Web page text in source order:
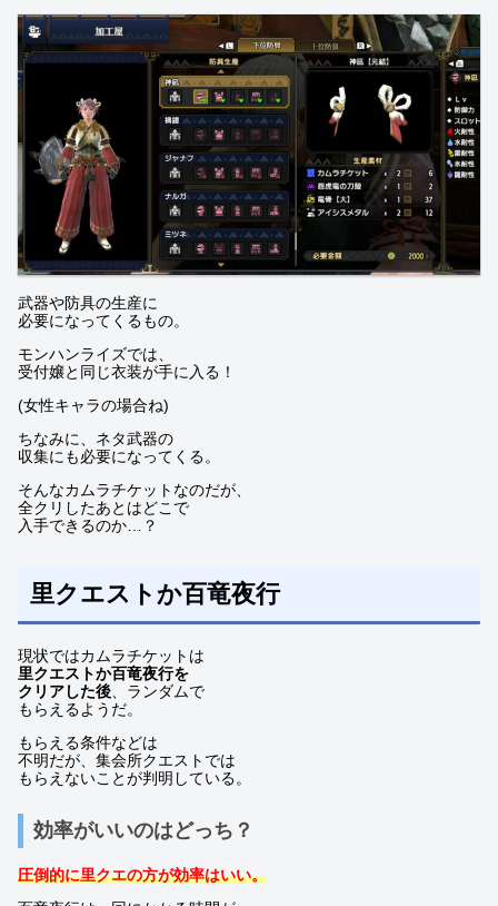
武器や防具の生産に
必要になってくるもの。
モンハンライズでは、
受付嬢と同じ衣装が手に入る！
(女性キャラの場合ね)
ちなみに、ネタ武器の
収集にも必要になってくる。
そんなカムラチケットなのだが、
全クリしたあとはどこで
入手できるのか…？
里クエストか百竜夜行
現状ではカムラチケットは
里クエストか百竜夜行を
クリアした後 、ランダムで
もらえるようだ。
もらえる条件などは
不明だが、集会所クエストでは
もらえないことが判明している。
効率がいいのはどっち？
圧倒的に里クエの方が効率はいい。